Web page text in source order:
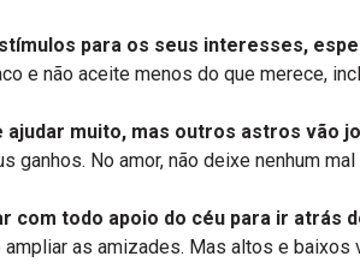
para os seus interesses,
e não aceite menos do que merece,
ajudar muito, mas outros astros vão
ganhos. No amor, não deixe nenhum
com todo apoio do céu para ir atrás
as amizades. Mas altos e baixos